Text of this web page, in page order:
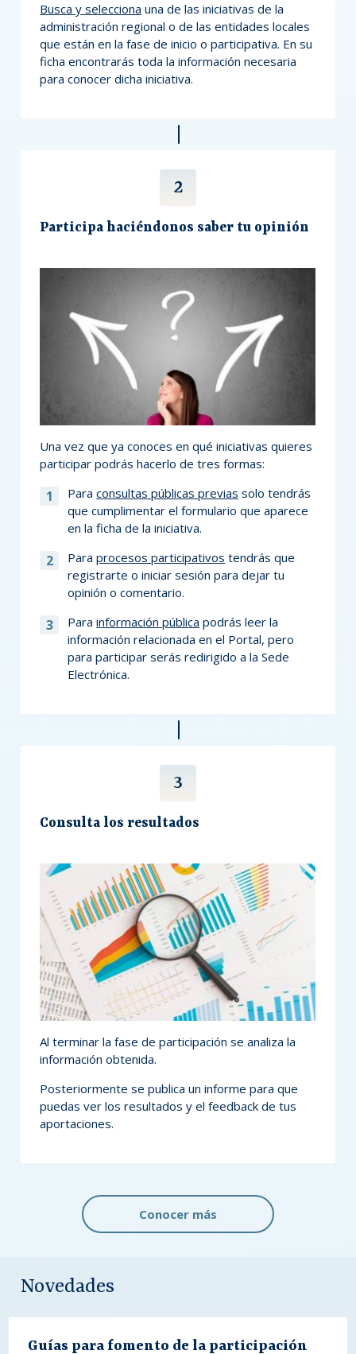
Busca y selecciona una de las iniciativas de la
administración regional o de las entidades locales
que están en la fase de inicio o participativa. En su
ficha encontrarás toda la información necesaria
para conocer dicha iniciativa.
Participa haciéndonos saber tu opinión
Una vez que ya conoces en qué iniciativas quieres
participar podrás hacerlo de tres formas:
Paraconsultas públicas previas solo tendrás
que cumplimentar el formulario que aparece
en la ficha de la iniciativa.​
Paraprocesos participativos tendrás que
registrarte o iniciar sesión para dejar tu
opinión o comentario.​
Parainformación pública podrás leer la
información relacionada en el Portal, pero
para participar serás redirigido a la Sede
Electrónica.
Consulta los resultados
Al terminar la fase de participación se analiza la
información obtenida.
Posteriormente se publica un informe para que
puedas ver los resultados y el feedback de tus
aportaciones.
Conocer más
Novedades
Guías para fomento de la participación